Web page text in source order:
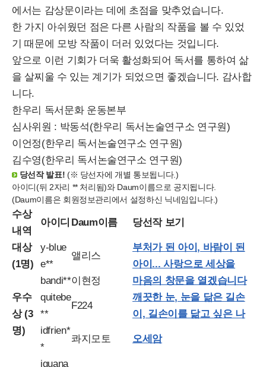
에서는 감상문이라는 데에 초점을 맞추었습니다.
한 가지 아쉬웠던 점은 다른 사람의 작품을 볼 수 있었
기 때문에 모방 작품이 더러 있었다는 것입니다.
앞으로 이런 기회가 더욱 활성화되어 독서를 통하여 삶
을 살찌울 수 있는 계기가 되었으면 좋겠습니다. 감사합
니다.
한우리 독서문화 운동본부
심사위원 : 박동석(한우리 독서논술연구소 연구원)
이언정(한우리 독서논술연구소 연구원)
김수영(한우리 독서논술연구소 연구원)
당선작 발표! (※ 당선자에 개별 통보됩니다.)
아이디(뒤 2자리 ** 처리됨)와 Daum이름으로 공지됩니다.
(Daum이름은 회원정보관리에서 설정하신 닉네임입니다.)
수상
내역
아이디 Daum이름 당선작 보기
대상
(1명)
y-blue
e**
앨리스
부처가 된 아이, 바람이 된
아이... 사랑으로 세상을
우수
상 (3
명)
bandi**이현정
마음의 창문을 열겠습니다
quitebe
**
F224
깨끗한 눈, 눈을 닮은 길손
이, 길손이를 닮고 싶은 나
idfrien*
*
콰지모토 오세암
iguana